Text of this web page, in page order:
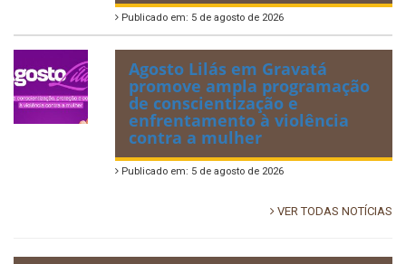
Publicado em: 5 de agosto de 2026
Agosto Lilás em Gravatá
promove ampla programação
de conscientização e
enfrentamento à violência
contra a mulher
Publicado em: 5 de agosto de 2026
VER TODAS NOTÍCIAS